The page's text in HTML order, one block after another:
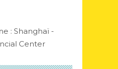
: Shanghaï -
Center